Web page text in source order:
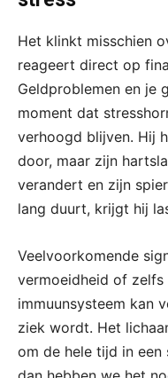
Het klinkt misschien
reageert direct op
Geldproblemen en je
moment dat
verhoogd blijven. Hij
door, maar zijn
verandert en zijn
lang duurt, krijgt hij
Veelvoorkomende
vermoeidheid of zelfs
immuunsysteem kan
ziek wordt. Het
om de hele tijd in